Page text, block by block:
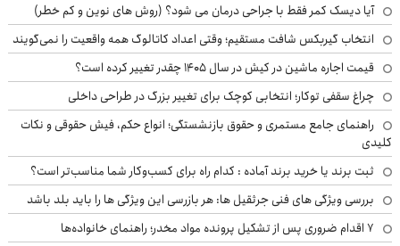
آیا دیسک کمر فقط با جراحی درمان می شود؟ (روش های نوین و کم خطر)
انتخاب گیربکس شافت مستقیم؛ وقتی اعداد کاتالوگ همه واقعیت را نمی‌گویند
قیمت اجاره ماشین در کیش در سال ۱۴۰۵ چقدر تغییر کرده است؟
چراغ سقفی توکار؛ انتخابی کوچک برای تغییر بزرگ در طراحی داخلی
راهنمای جامع مستمری و حقوق بازنشستگی؛ انواع حکم، فیش حقوقی و نکات
کلیدی
ثبت برند یا خرید برند آماده : کدام راه برای کسب‌وکار شما مناسب‌تر است؟
بررسی ویژگی های فنی جرثقیل ها: هر بازرسی این ویژگی ها را باید بلد باشد
۷ اقدام ضروری پس از تشکیل پرونده مواد مخدر؛ راهنمای خانواده‌ها